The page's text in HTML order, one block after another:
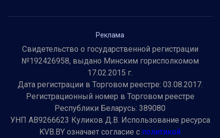
Реклама
Свидетельство о государственной регистрации
№192426958, выдано Минским горисполкомом
17.02.2015 г.
Дата регистрации в Торговом реестре: 03.08.2017.
Регистрационный номер в Торговом реестре
Республики Беларусь: 389080
УНП AB9266623 Куликов Д.В. Использование ресурса
KVB.BY означает согласие с политикой